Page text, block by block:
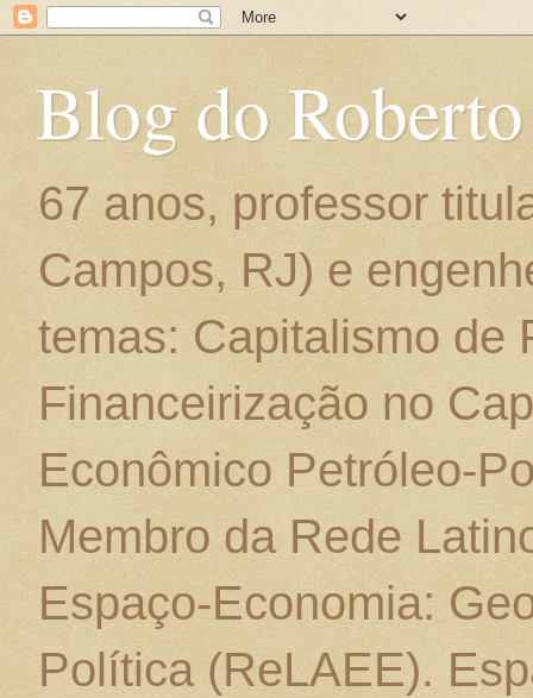
Blog do
67 anos, professor
Campos, RJ) e
temas: Capitalismo de
Financeirização no
Econômico Petróleo-
Membro da Rede
Espaço-Economia:
Política (ReLAEE).